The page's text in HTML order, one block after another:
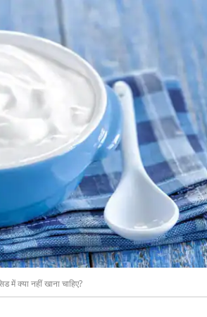
क्या नहीं खाना चाहिए?